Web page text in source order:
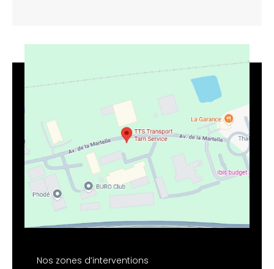
Nos zones d’interventions